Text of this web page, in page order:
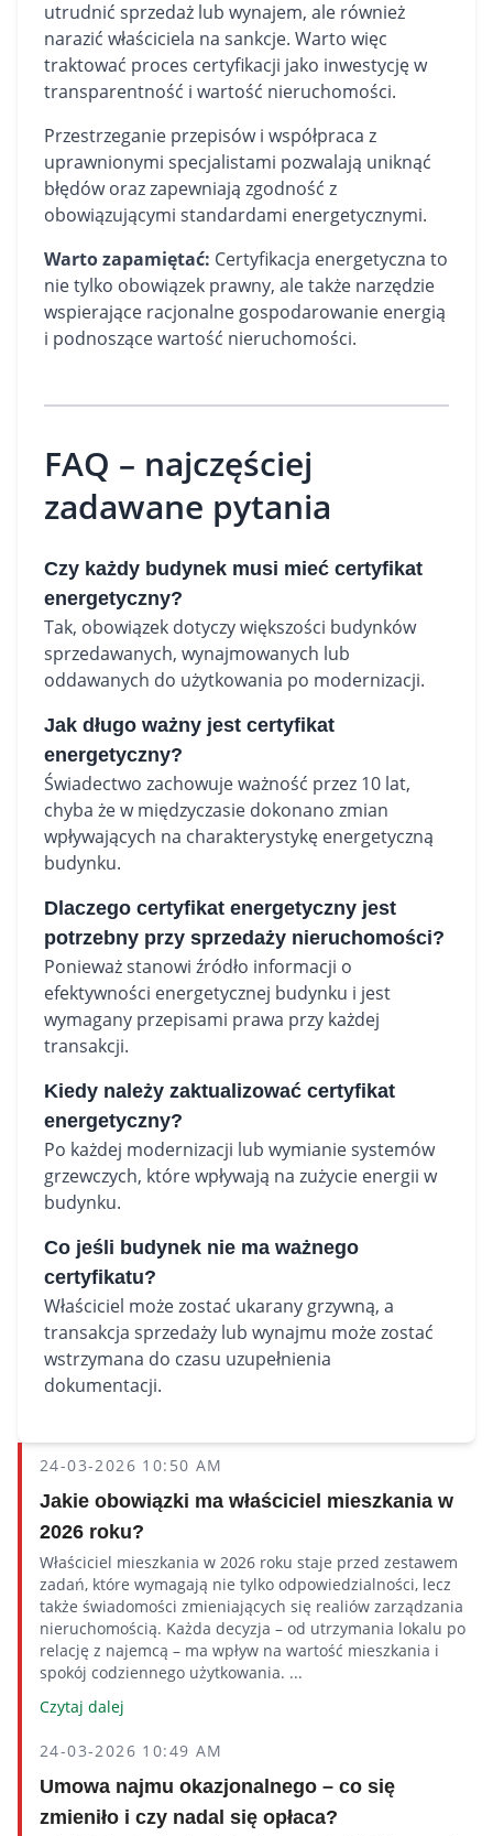
utrudnić sprzedaż lub wynajem, ale również
narazić właściciela na sankcje. Warto więc
traktować proces certyfikacji jako inwestycję w
transparentność i wartość nieruchomości.
Przestrzeganie przepisów i współpraca z
uprawnionymi specjalistami pozwalają uniknąć
błędów oraz zapewniają zgodność z
obowiązującymi standardami energetycznymi.
Warto zapamiętać: Certyfikacja energetyczna to
nie tylko obowiązek prawny, ale także narzędzie
wspierające racjonalne gospodarowanie energią
i podnoszące wartość nieruchomości.
FAQ – najczęściej
zadawane pytania
Czy każdy budynek musi mieć certyfikat
energetyczny?
Tak, obowiązek dotyczy większości budynków
sprzedawanych, wynajmowanych lub
oddawanych do użytkowania po modernizacji.
Jak długo ważny jest certyfikat
energetyczny?
Świadectwo zachowuje ważność przez 10 lat,
chyba że w międzyczasie dokonano zmian
wpływających na charakterystykę energetyczną
budynku.
Dlaczego certyfikat energetyczny jest
potrzebny przy sprzedaży nieruchomości?
Ponieważ stanowi źródło informacji o
efektywności energetycznej budynku i jest
wymagany przepisami prawa przy każdej
transakcji.
Kiedy należy zaktualizować certyfikat
energetyczny?
Po każdej modernizacji lub wymianie systemów
grzewczych, które wpływają na zużycie energii w
budynku.
Co jeśli budynek nie ma ważnego
certyfikatu?
Właściciel może zostać ukarany grzywną, a
transakcja sprzedaży lub wynajmu może zostać
wstrzymana do czasu uzupełnienia
dokumentacji.
24-03-2026 10:50 AM
Jakie obowiązki ma właściciel mieszkania w
2026 roku?
Właściciel mieszkania w 2026 roku staje przed zestawem
zadań, które wymagają nie tylko odpowiedzialności, lecz
także świadomości zmieniających się realiów zarządzania
nieruchomością. Każda decyzja – od utrzymania lokalu po
relację z najemcą – ma wpływ na wartość mieszkania i
spokój codziennego użytkowania. ...
Czytaj dalej
24-03-2026 10:49 AM
Umowa najmu okazjonalnego – co się
zmieniło i czy nadal się opłaca?